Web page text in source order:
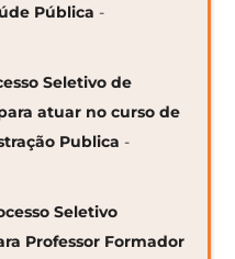
Pública -
Seletivo de
atuar no curso de
Publica -
Seletivo
Professor Formador